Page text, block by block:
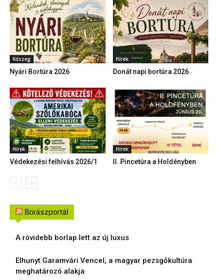
Kőszeg
Nyári Bortúra 2026
Hírek
Donát napi bortúra 2026
Hírek
Védekezési felhívás 2026/1
Hírek
II. Pincetúra a Holdényben
Borászportál
A rövidebb borlap lett az új luxus
Elhunyt Garamvári Vencel, a magyar pezsgőkultúra
meghatározó alakja